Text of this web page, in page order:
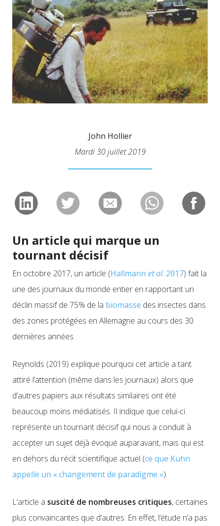
John Hollier
Mardi 30 juillet 2019
Un article qui marque un
tournant décisif
En octobre 2017, un article (Hallmann et al. 2017) fait la
une des journaux du monde entier en rapportant un
déclin massif de 75% de la biomasse des insectes dans
des zones protégées en Allemagne au cours des 30
dernières années.
Reynolds (2019) explique pourquoi cet article a tant
attiré l’attention (même dans les journaux) alors que
d’autres papiers aux résultats similaires ont été
beaucoup moins médiatisés. Il indique que celui-ci
représente un tournant décisif qui nous a conduit à
accepter un sujet déjà évoqué auparavant, mais qui est
en dehors du récit scientifique actuel (ce que Kuhn
appelle un « changement de paradigme »).
L’article a suscité de nombreuses critiques, certaines
plus convaincantes que d’autres. En effet, l’étude n’a pas